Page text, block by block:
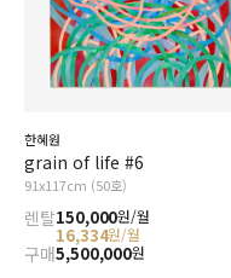
한혜원
grain of life #6
91x117cm (50호)
렌탈150,000원/월
16,334원/월
구매5,500,000원